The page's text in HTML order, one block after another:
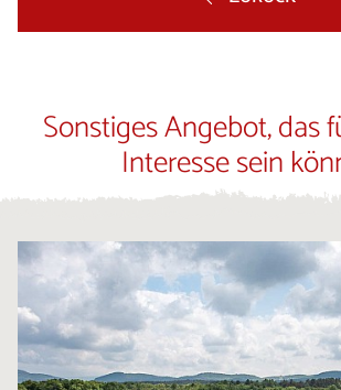
Sonstiges Angebot, das
Interesse sein